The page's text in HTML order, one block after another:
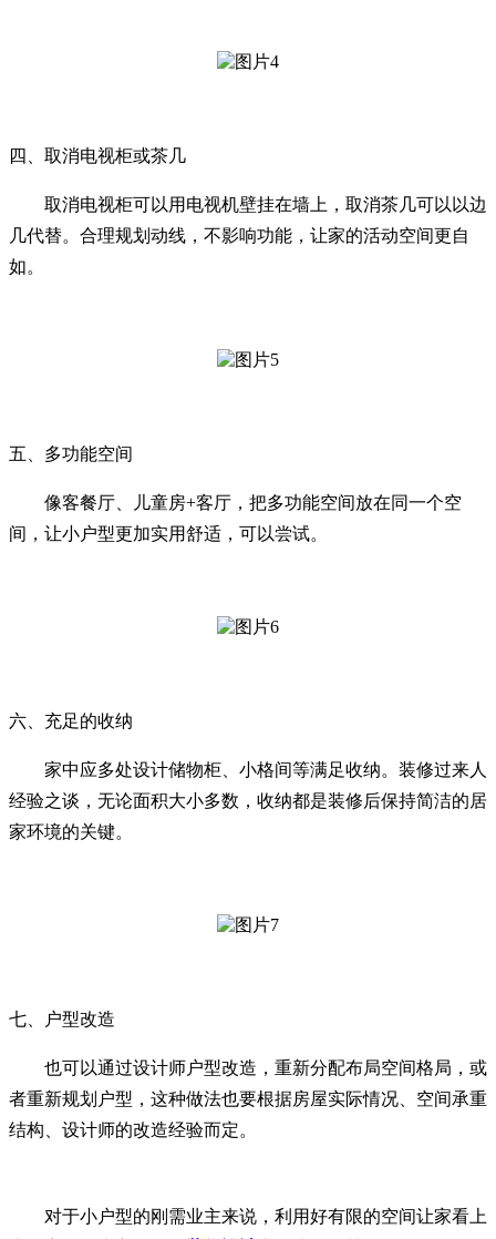
四、取消电视柜或茶几
取消电视柜可以用电视机壁挂在墙上，取消茶几可以以边
几代替。合理规划动线，不影响功能，让家的活动空间更自
如。
五、多功能空间
像客餐厅、儿童房+客厅，把多功能空间放在同一个空
间，让小户型更加实用舒适，可以尝试。
六、充足的收纳
家中应多处设计储物柜、小格间等满足收纳。装修过来人
经验之谈，无论面积大小多数，收纳都是装修后保持简洁的居
家环境的关键。
七、户型改造
也可以通过设计师户型改造，重新分配布局空间格局，或
者重新规划户型，这种做法也要根据房屋实际情况、空间承重
结构、设计师的改造经验而定。
对于小户型的刚需业主来说，利用好有限的空间让家看上